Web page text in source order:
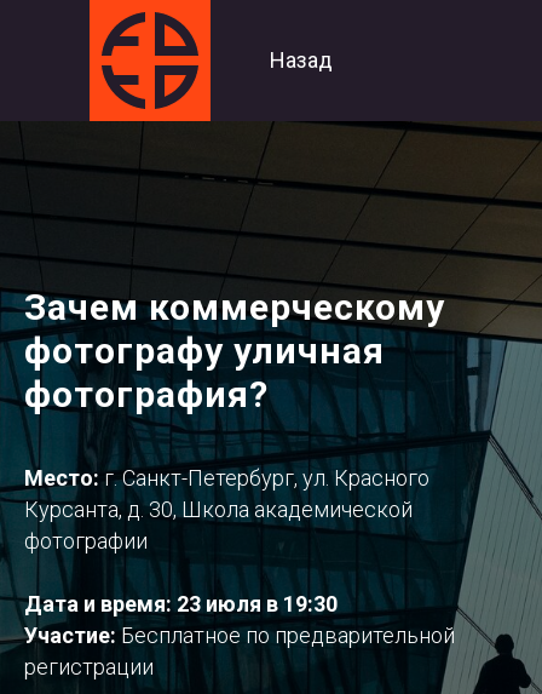
Назад
Зачем коммерческому
фотографу уличная
фотография?
Место:г. Санкт-Петербург, ул. Красного
Курсанта, д. 30, Школа академической
фотографии
Дата и время: 23 июля в 19:30
Участие: Бесплатное по предварительной
регистрации